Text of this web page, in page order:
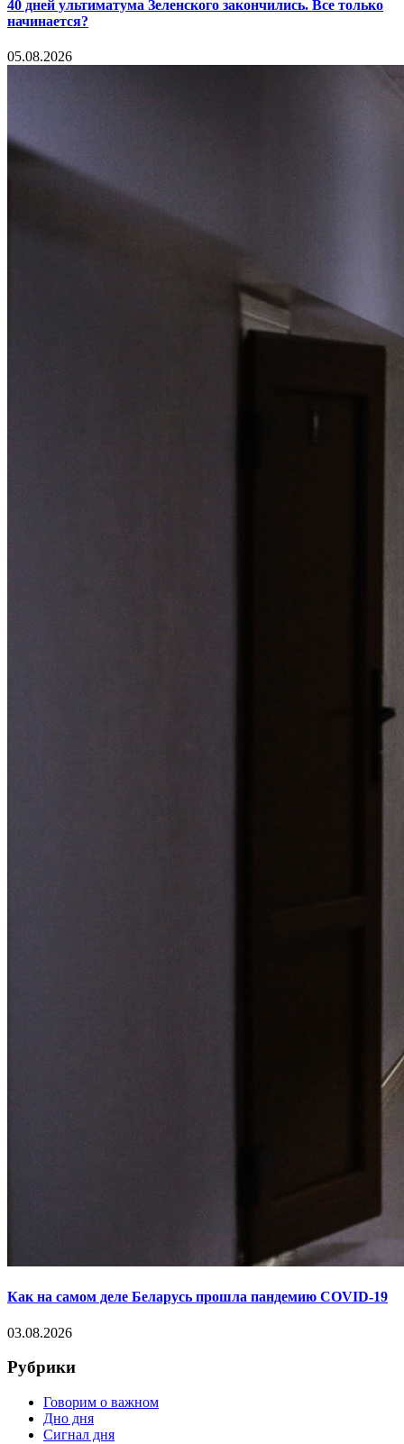
40 дней ультиматума Зеленского закончились. Все только
начинается?
05.08.2026
Как на самом деле Беларусь прошла пандемию COVID-19
03.08.2026
Рубрики
Говорим о важном
Дно дня
Сигнал дня